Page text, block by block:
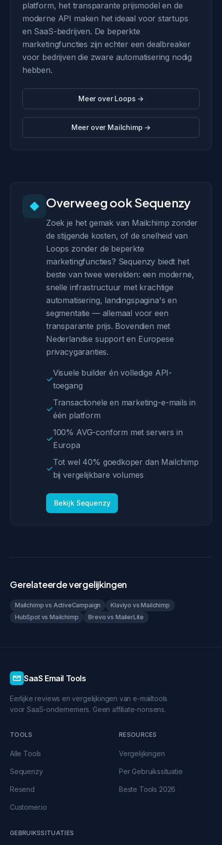
platform, het transparante prijsmodel en de
moderne API maken het ideaal voor startups
en SaaS-bedrijven. De beperkte
marketingfuncties zijn echter een dealbreaker
voor bedrijven die zware automatisering nodig
hebben.
Meer over Loops →
Meer over Mailchimp →
◆ Overweeg ook Sequenzy
Zoek je het gemak van Mailchimp zonder
de stijgende kosten, of de snelheid van
Loops zonder de beperkte
marketingfuncties? Sequenzy biedt het
beste van twee werelden: een moderne,
snelle infrastructuur met krachtige
automatisering, landingspagina's en
segmentatie — allemaal voor een
transparante prijs. Bovendien met
Nederlandse support en Europese
privacygaranties.
✓
Visuele builder én volledige API-
toegang
✓
Transactionele en marketing-e-mails in
één platform
✓
100% AVG-conform met servers in
Europa
✓
Tot wel 40% goedkoper dan Mailchimp
bij vergelijkbare volumes
Bekijk Sequenzy
Gerelateerde vergelijkingen
Mailchimp vs ActiveCampaign
Klaviyo vs Mailchimp
HubSpot vs Mailchimp
Brevo vs MailerLite
SaaS Email Tools
Eerlijke reviews en vergelijkingen van e-mailtools
voor SaaS-ondernemers. Geen affiliate-nonsens.
TOOLS
Alle Tools
Sequenzy
Resend
Customer.io
RESOURCES
Vergelijkingen
Per Gebruikssituatie
Beste Tools 2026
GEBRUIKSSITUATIES